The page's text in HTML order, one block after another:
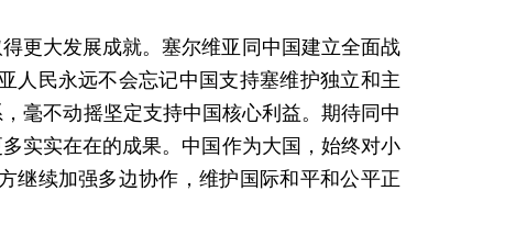
更大发展成就。塞尔维亚同中国建立全面战
人民永远不会忘记中国支持塞维护独立和主
毫不动摇坚定支持中国核心利益。期待同中
实实在在的成果。中国作为大国，始终对小
继续加强多边协作，维护国际和平和公平正